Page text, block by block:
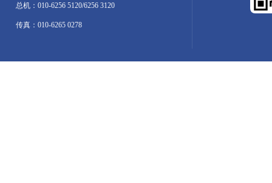
总机：010-6256 5120/6256 3120
传真：010-6265 0278